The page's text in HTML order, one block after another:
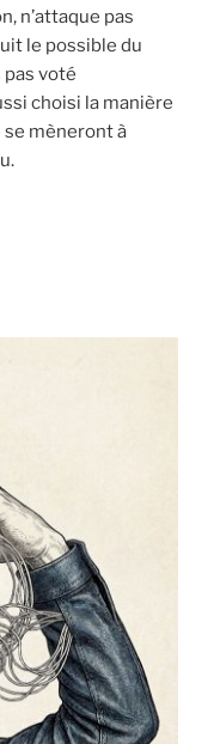
n’attaque pas
le possible du
pas voté
choisi la manière
se mèneront à